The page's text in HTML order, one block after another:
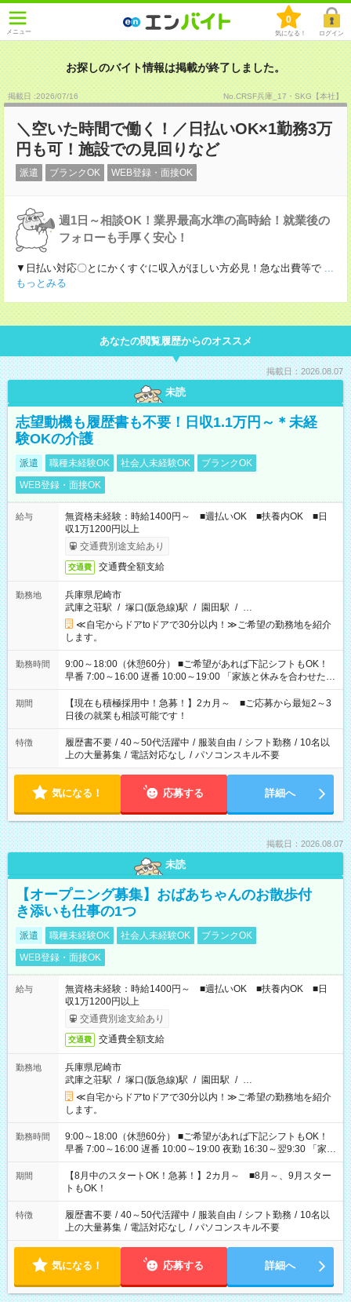
メニュー
0
気になる！ ログイン
お探しのバイト情報は掲載が終了しました。
掲載日 :2026/07/16 No.CRSF兵庫_17・SKG【本社】
＼空いた時間で働く！／日払いOK×1勤務3万
円も可！施設での見回りなど
派遣 ブランクOK WEB登録・面接OK
週1日～相談OK！業界最高水準の高時給！就業後の
フォローも手厚く安心！
▼日払い対応〇とにかくすぐに収入がほしい方必見！急な出費等で ...
もっとみる
あなたの閲覧履歴からのオススメ
掲載日：2026.08.07
未読
志望動機も履歴書も不要！日収1.1万円～＊未経
験OKの介護
派遣 職種未経験OK 社会人未経験OK
ブランクOK
WEB登録・面接OK
給与
無資格未経験：時給1400円～ ■週払いOK ■扶養内OK ■日
収1万1200円以上
交通費別途支給あり
交通費 交通費全額支給
勤務地
兵庫県尼崎市
武庫之荘駅 / 塚口(阪急線)駅 / 園田駅 / …
≪自宅からドアtoドアで30分以内！≫ご希望の勤務地を紹介
します。
勤務時間
9:00～18:00（休憩60分） ■ご希望があれば下記シフトもOK！
早番 7:00～16:00 遅番 10:00～19:00 「家族と休みを合わせた
い」 「余裕を持って夕飯の準備がしたい」 「できれば残業はし
たくない」 など、ご希望を教えてくださいね。 ※Wワーク希望
の方へ 今ご覧のお仕事で希望する勤務時間と、もう1つのお仕事
の勤務時間。 合計で週40時間を超える場合は応募できません。
期間
【現在も積極採用中！急募！】2カ月～ ■ご応募から最短2～3
日後の就業も相談可能です！
特徴 履歴書不要 / 40～50代活躍中 / 服装自由 / シフト勤務 / 10名以
上の大量募集 / 電話対応なし / パソコンスキル不要
気になる！ 応募する 詳細へ
掲載日：2026.08.07
未読
【オープニング募集】おばあちゃんのお散歩付
き添いも仕事の1つ
派遣 職種未経験OK 社会人未経験OK
ブランクOK
WEB登録・面接OK
給与
無資格未経験：時給1400円～ ■週払いOK ■扶養内OK ■日
収1万1200円以上
交通費別途支給あり
交通費 交通費全額支給
勤務地
兵庫県尼崎市
武庫之荘駅 / 塚口(阪急線)駅 / 園田駅 / …
≪自宅からドアtoドアで30分以内！≫ご希望の勤務地を紹介
します。
勤務時間
9:00～18:00（休憩60分） ■ご希望があれば下記シフトもOK！
早番 7:00～16:00 遅番 10:00～19:00 夜勤 16:30～翌9:30 「家族
と休みを合わせたい」 「余裕を持って夕飯の準備がしたい」
「できれば残業はしたくない」 など、ご希望を教えてください
ね。 ※Wワーク希望の方へ 今ご覧のお仕事で希望する勤務時間
と、もう1つのお仕事の勤務時間。 合計で週40時間を超える場
合は応募できません。
期間
【8月中のスタートOK！急募！】2カ月～ ■8月～、9月スター
トもOK！
特徴 履歴書不要 / 40～50代活躍中 / 服装自由 / シフト勤務 / 10名以
上の大量募集 / 電話対応なし / パソコンスキル不要
気になる！ 応募する 詳細へ